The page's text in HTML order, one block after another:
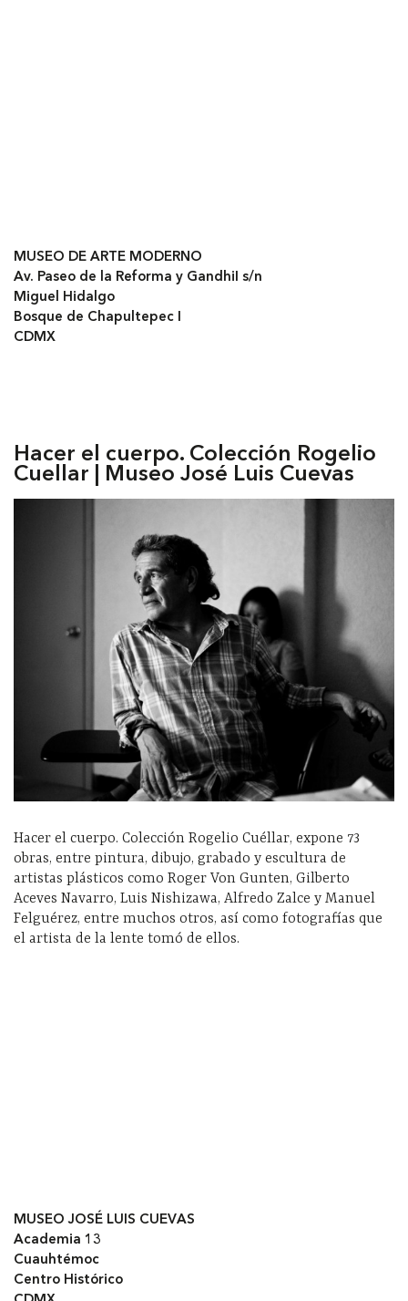
MUSEO DE ARTE MODERNO
Av. Paseo de la Reforma y GandhiI s/n
Miguel Hidalgo
Bosque de Chapultepec I
CDMX
Hacer el cuerpo. Colección Rogelio
Cuellar | Museo José Luis Cuevas
Hacer el cuerpo. Colección Rogelio Cuéllar, expone 73
obras, entre pintura, dibujo, grabado y escultura de
artistas plásticos como Roger Von Gunten, Gilberto
Aceves Navarro, Luis Nishizawa, Alfredo Zalce y Manuel
Felguérez, entre muchos otros, así como fotografías que
el artista de la lente tomó de ellos.
MUSEO JOSÉ LUIS CUEVAS
Academia 13
Cuauhtémoc
Centro Histórico